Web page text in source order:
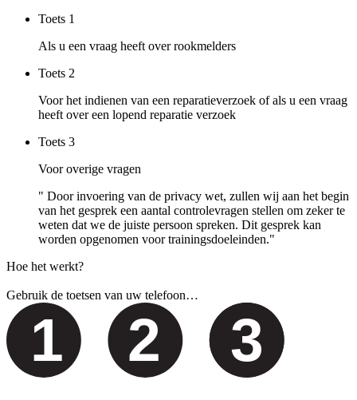
Toets 1
Als u een vraag heeft over rookmelders
Toets 2
Voor het indienen van een reparatieverzoek of als u een vraag
heeft over een lopend reparatie verzoek
Toets 3
Voor overige vragen
" Door invoering van de privacy wet, zullen wij aan het begin
van het gesprek een aantal controlevragen stellen om zeker te
weten dat we de juiste persoon spreken. Dit gesprek kan
worden opgenomen voor trainingsdoeleinden."
Hoe het werkt?
Gebruik de toetsen van uw telefoon…
1 2 3